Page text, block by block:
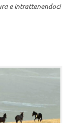
e intrattenendoci